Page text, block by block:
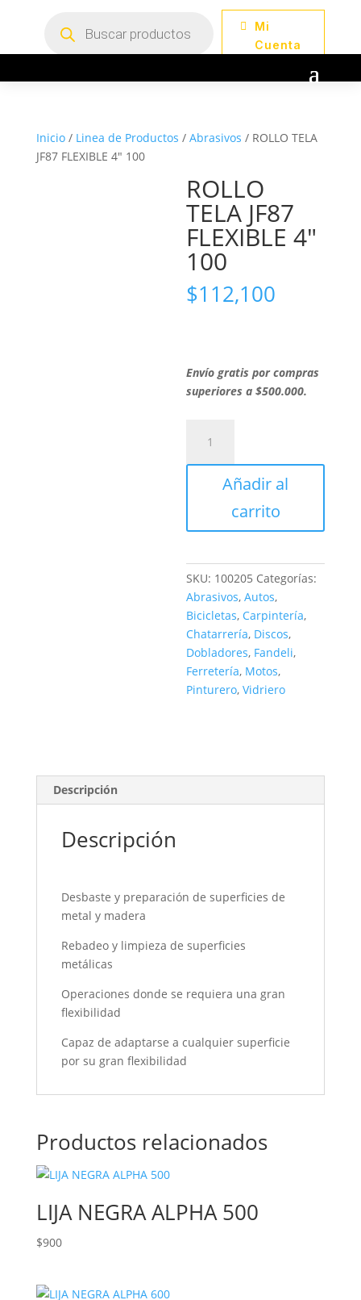
productos
Mi
Cuenta
Inicio/ Linea de Productos / Abrasivos / ROLLO TELA
JF87 FLEXIBLE 4″ 100
ROLLO
TELA JF87
FLEXIBLE 4″
100
$112,100
Envío gratis por compras
superiores a $500.000.
TELA
JF87
FLEXIBLEAñadir al
carrito
SKU: 100205 Categorías:
Abrasivos,Autos,
Bicicletas, Carpintería,
Chatarrería, Discos,
Dobladores, Fandeli,
Ferretería, Motos,
Pinturero,Vidriero
Descripción
Descripción
Desbaste y preparación de superficies de
metal y madera
Rebadeo y limpieza de superficies
metálicas
Operaciones donde se requiera una gran
flexibilidad
Capaz de adaptarse a cualquier superficie
por su gran flexibilidad
Productos relacionados
LIJA NEGRA ALPHA 500
$900